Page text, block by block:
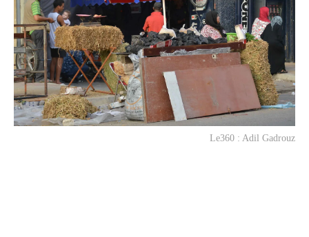
Le360 : Adil Gadrouz